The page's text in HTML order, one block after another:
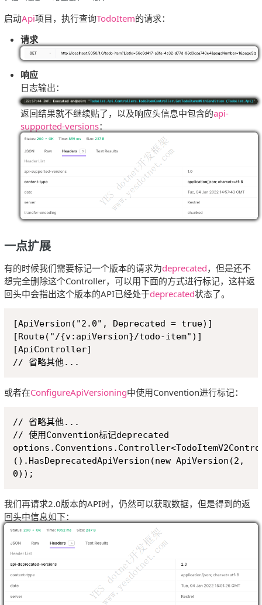
启动Api项目，执行查询TodoItem的请求：
请求
响应
日志输出：
返回结果就不继续贴了，以及响应头信息中包含的api-
supported-versions：
一点扩展
有的时候我们需要标记一个版本的请求为deprecated，但是还不
想完全删除这个Controller，可以用下面的方式进行标记，这样返
回头中会指出这个版本的API已经处于deprecated状态了。
[ApiVersion("2.0", Deprecated = true)]
[Route("/{v:apiVersion}/todo-item")]
[ApiController]
或者在ConfigureApiVersioning中使用Convention进行标记：
// 省略其他...
// 使用Convention标记deprecated
().HasDeprecatedApiVersion(new ApiVersion(2,
我们再请求2.0版本的API时，仍然可以获取数据，但是得到的返
回头中信息如下：